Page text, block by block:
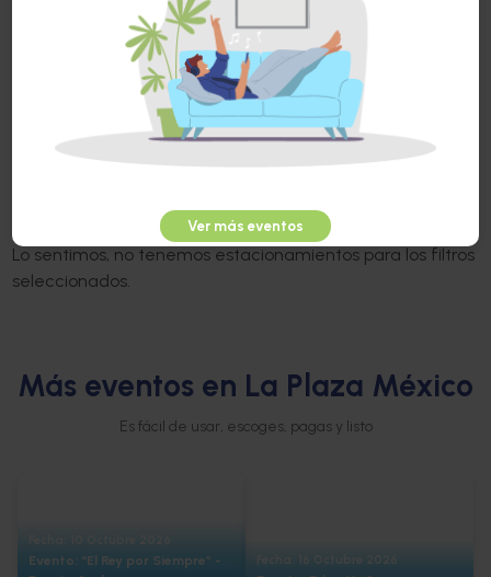
1600 mts / 19 min del evento
Sin lugares disponibles
Lo sentimos, no tenemos estacionamientos para los filtros
seleccionados.
Ver más eventos
Más eventos en La Plaza México
Es fácil de usar, escoges, pagas y listo
Evento: “El Rey por Siempre” -
Fecha: 16 Octubre 2026